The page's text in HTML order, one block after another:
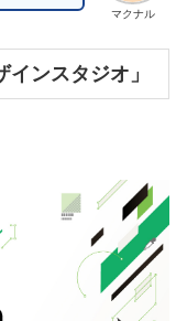
マクナル
ンスタジオ」